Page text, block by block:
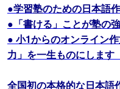
●学習塾のための日本語
●「書ける」ことが塾の
● 小1からのオンライン
力」を一生ものにします
全国初の本格的な日本語